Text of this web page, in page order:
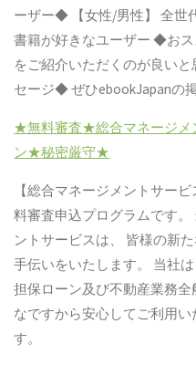
ーザー◆
【女性/男性】 全世
書籍が好きなユーザー ◆お
をご紹介いただくのが良いと
セージ◆ぜひebookJapanの
★無料審査★総合マネージメ
ン★秘密厳守★
【総合マネージメントサー
料審査申込プログラムです。
ントサービスは、
皆様の新
手伝いをいたします。
当社
担保ローン及び不動産業務全
なですから安心してご利用
す。